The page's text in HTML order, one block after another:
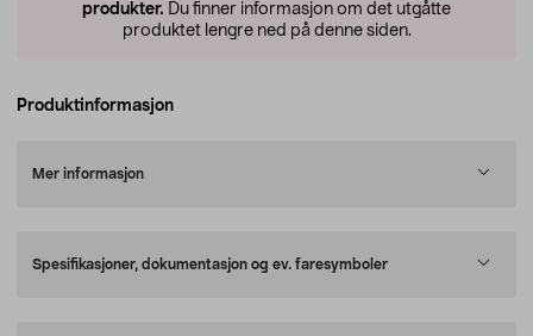
produkter. Du finner informasjon om det utgåtte
produktet lengre ned på denne siden.
Produktinformasjon
Mer informasjon
Spesifikasjoner, dokumentasjon og ev. faresymboler